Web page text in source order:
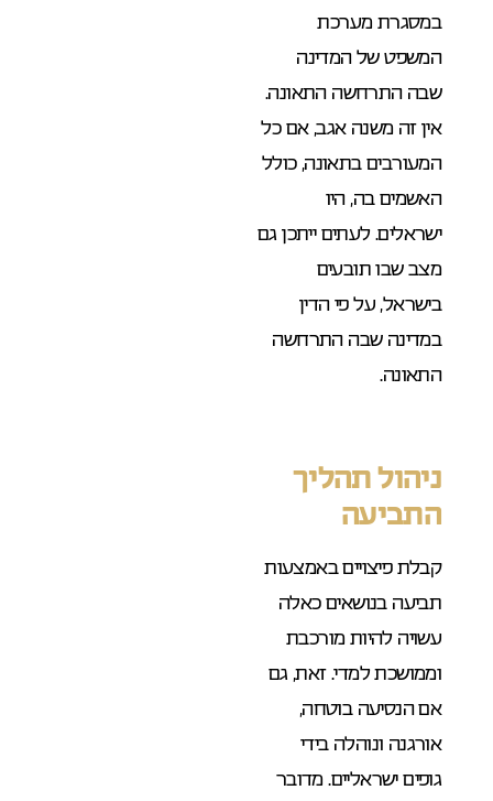
במסגרת מערכת
המשפט של המדינה
שבה התרחשה התאונה.
אין זה משנה אגב, אם כל
המעורבים בתאונה, כולל
האשמים בה, היו
ישראלים. לעתים ייתכן גם
מצב שבו תובעים
בישראל, על פי הדין
במדינה שבה התרחשה
התאונה.
ניהול תהליך
התביעה
קבלת פיצויים באמצעות
תביעה בנושאים כאלה
עשויה להיות מורכבת
וממושכת למדי. זאת, גם
אם הנסיעה בוטחה,
אורגנה ונוהלה בידי
גופים ישראליים. מדובר